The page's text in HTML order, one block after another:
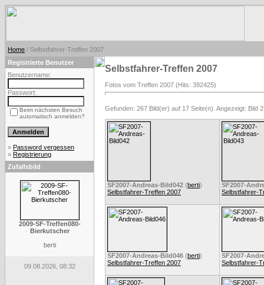
Home / Selbstfahrer-Treffen 2007
Registrierte Benutzer
Benutzername:
Passwort:
Beim nächsten Besuch
automatisch anmelden?
» Password vergessen
» Registrierung
Zufallsbild
2009-SF-Treffen080-
Bierkutscher
berti
09.08.2026, 08:32
Selbstfahrer-Treffen 2007
Fotos vom Treffen 2007 (Hits: 392425)
Gefunden: 267 Bild(er) auf 17 Seite(n). Angezeigt: Bild
SF2007-Andreas-Bild042 (berti)
Selbstfahrer-Treffen 2007
SF2007-
Selbstfahrer-
SF2007-Andreas-Bild046 (berti)
Selbstfahrer-Treffen 2007
SF2007-
Selbstfahrer-